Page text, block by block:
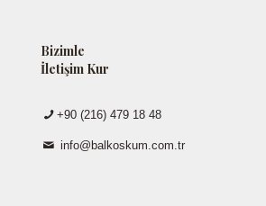
Bizimle
İletişim Kur
+90 (216) 479 18 48
info@balkoskum.com.tr